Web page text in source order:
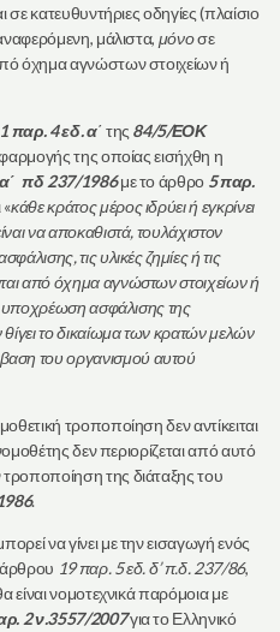
σε κατευθυντήριες οδηγίες (πλαίσιο
μάλιστα, μόνοσε
όχημα αγνώστων στοιχείων ή
παρ. 4 εδ. α΄ της 84/5/ΕΟΚ
της οποίας εισήχθη η
πδ 237/1986με το άρθρο 5 παρ.
κάθε κράτος μέρος ιδρύει ή εγκρίνει
να αποκαθιστά, τουλάχιστον
τις υλικές ζημίες ή τις
από όχημα αγνώστων στοιχείων ή
υποχρέωση ασφάλισης της
το δικαίωμα των κρατών μελών
του οργανισμού αυτού
τροποποίηση δεν αντίκειται
δεν περιορίζεται από αυτό
της διάταξης του
.
να γίνει με την εισαγωγή ενός
άρθρου 19 παρ. 5 εδ. δ’ π.δ. 237/86,
είναι νομοτεχνικά παρόμοια με
2 ν.3557/2007για το Ελληνικό